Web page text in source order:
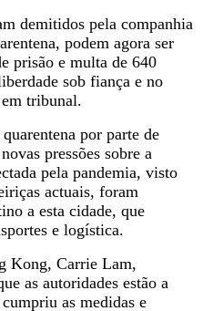
demitidos pela companhia
podem agora ser
prisão e multa de 640
sob fiança e no
tribunal.
por parte de
pressões sobre a
pela pandemia, visto
actuais, foram
a esta cidade, que
e logística.
Kong, Carrie Lam,
as autoridades estão a
as medidas e